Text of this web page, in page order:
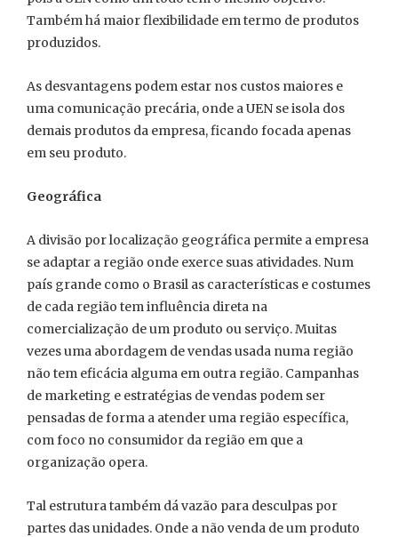
Também há maior flexibilidade em termo de produtos
produzidos.
As desvantagens podem estar nos custos maiores e
uma comunicação precária, onde a UEN se isola dos
demais produtos da empresa, ficando focada apenas
em seu produto.
Geográfica
A divisão por localização geográfica permite a empresa
se adaptar a região onde exerce suas atividades. Num
país grande como o Brasil as características e costumes
de cada região tem influência direta na
comercialização de um produto ou serviço. Muitas
vezes uma abordagem de vendas usada numa região
não tem eficácia alguma em outra região. Campanhas
de marketing e estratégias de vendas podem ser
pensadas de forma a atender uma região específica,
com foco no consumidor da região em que a
organização opera.
Tal estrutura também dá vazão para desculpas por
partes das unidades. Onde a não venda de um produto